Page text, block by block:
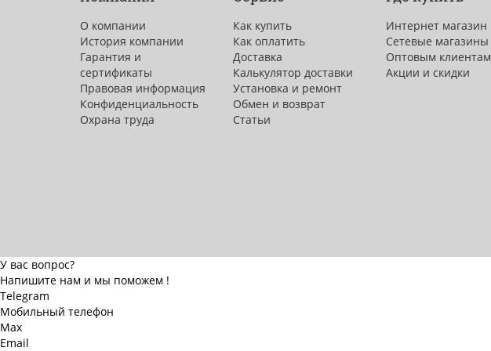
О компании
История компании
Гарантия и
сертификаты
Правовая информация
Конфиденциальность
Охрана труда
Как купить
Как оплатить
Доставка
Калькулятор доставки
Установка и ремонт
Обмен и возврат
Статьи
Интернет магазин
Сетевые магазины
Оптовым клиентам
Акции и скидки
У вас вопрос?
Напишите нам и мы поможем !
Telegram
Мобильный телефон
Max
Email